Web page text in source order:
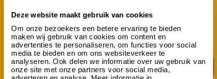
Deze website maakt gebruik van cookies
Om onze bezoekers een betere ervaring te bieden
maken wij gebruik van cookies om content en
advertenties te personaliseren, om functies voor social
media te bieden en om ons websiteverkeer te
analyseren. Ook delen we informatie over uw gebruik van
onze site met onze partners voor social media,
Wilt u 's ochtends eens iets anders eten dan normaal? Gaat u een
feestelijk dag tegemoet of wilt u iemand verrassen met een bijzonder
ontbijt? Wij bieden speciaal voor de vis liefhebber een smakelijk...
vanaf p.p.
28,13